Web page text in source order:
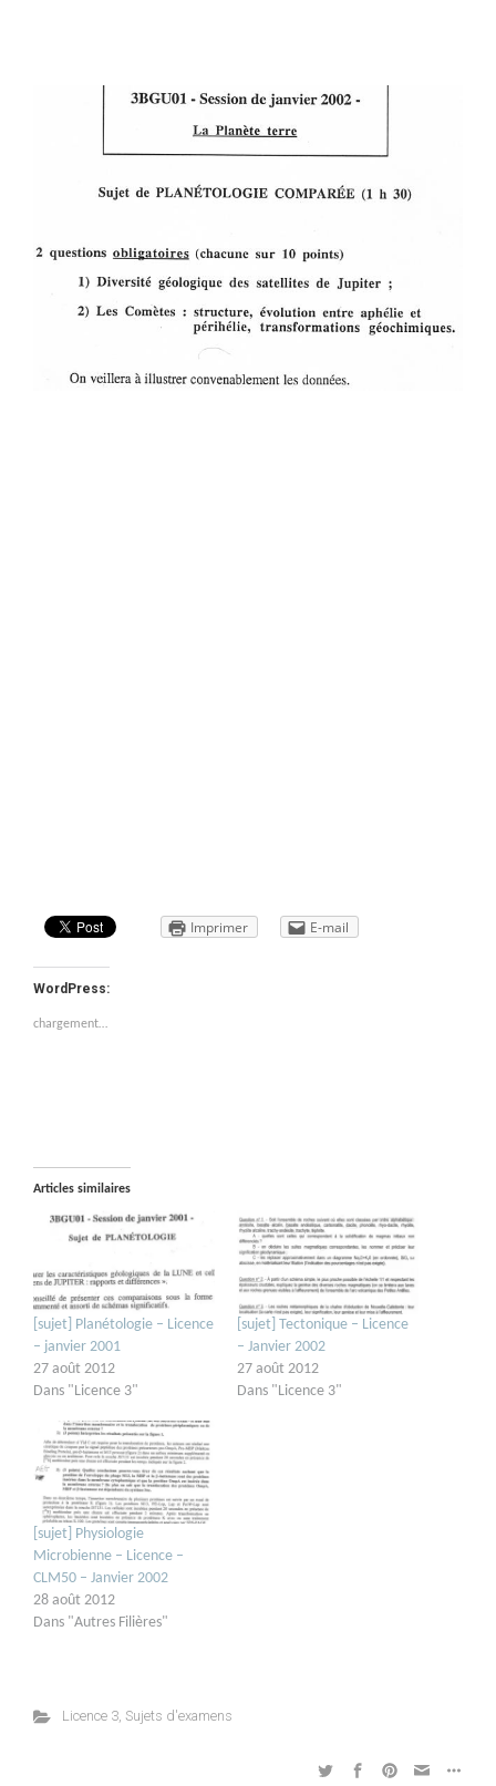
Imprimer E-mail
WordPress:
chargement…
Articles similaires
[sujet] Planétologie – Licence
– janvier 2001
27 août 2012
Dans "Licence 3"
[sujet] Tectonique – Licence
– Janvier 2002
27 août 2012
Dans "Licence 3"
[sujet] Physiologie
Microbienne – Licence –
CLM50 – Janvier 2002
28 août 2012
Dans "Autres Filières"
Licence 3, Sujets d'examens